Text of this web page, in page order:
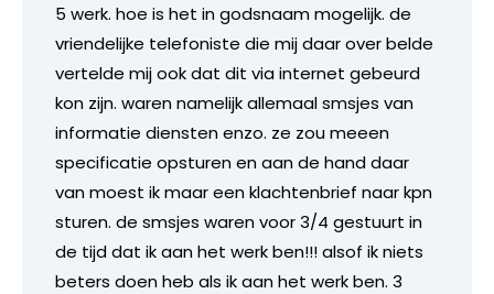
5 werk. hoe is het in godsnaam mogelijk. de
vriendelijke telefoniste die mij daar over belde
vertelde mij ook dat dit via internet gebeurd
kon zijn. waren namelijk allemaal smsjes van
informatie diensten enzo. ze zou meeen
specificatie opsturen en aan de hand daar
van moest ik maar een klachtenbrief naar kpn
sturen. de smsjes waren voor 3/4 gestuurt in
de tijd dat ik aan het werk ben!!! alsof ik niets
beters doen heb als ik aan het werk ben. 3